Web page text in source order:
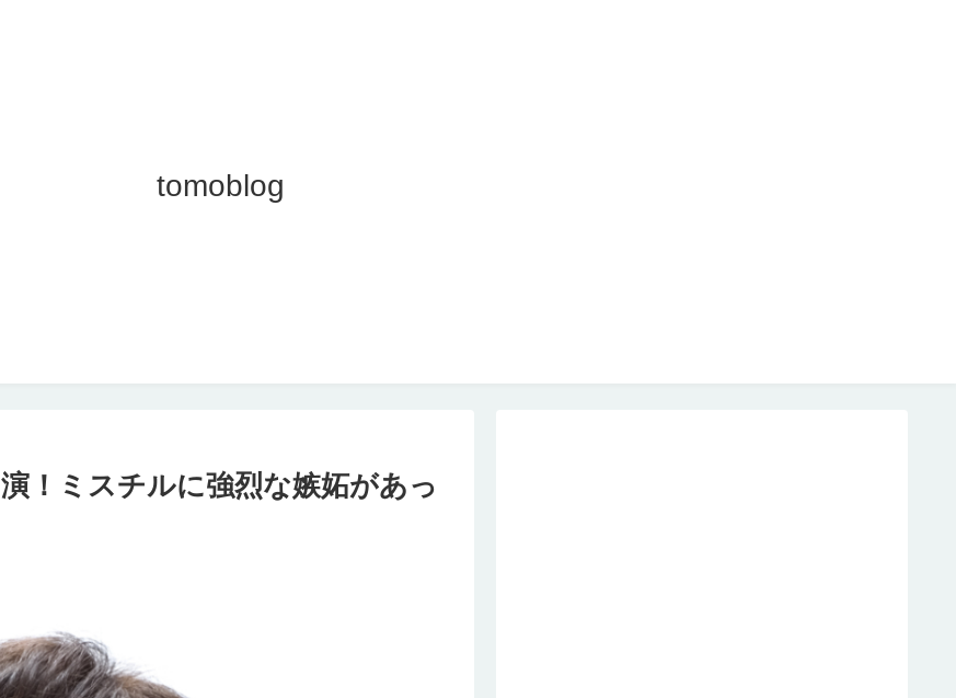
tomoblog
！ミスチルに強烈な嫉妬があっ